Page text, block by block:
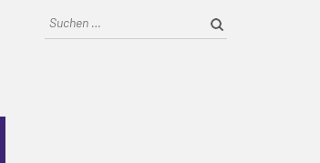
Suchen
nach: